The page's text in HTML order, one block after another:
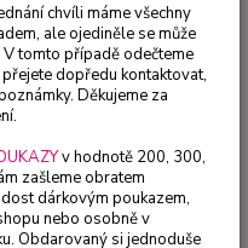
žlutá - cena za kus v 3-
3-kusovém
chvíli máme všechny
ale ojediněle se může
tomto případě odečteme
dopředu kontaktovat,
Děkujeme za
v hodnotě 200, 300,
zašleme obratem
dárkovým poukazem,
nebo osobně v
Obdarovaný si jednoduše